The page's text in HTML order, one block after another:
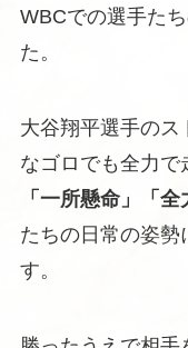
WBCでの選手た
た。
大谷翔平選手の
なゴロでも全力で
「一所懸命」「全
たちの日常の姿勢
す。